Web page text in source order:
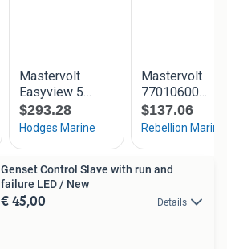
Genset Control Slave with run and
failure LED / New
€ 45,00 Details